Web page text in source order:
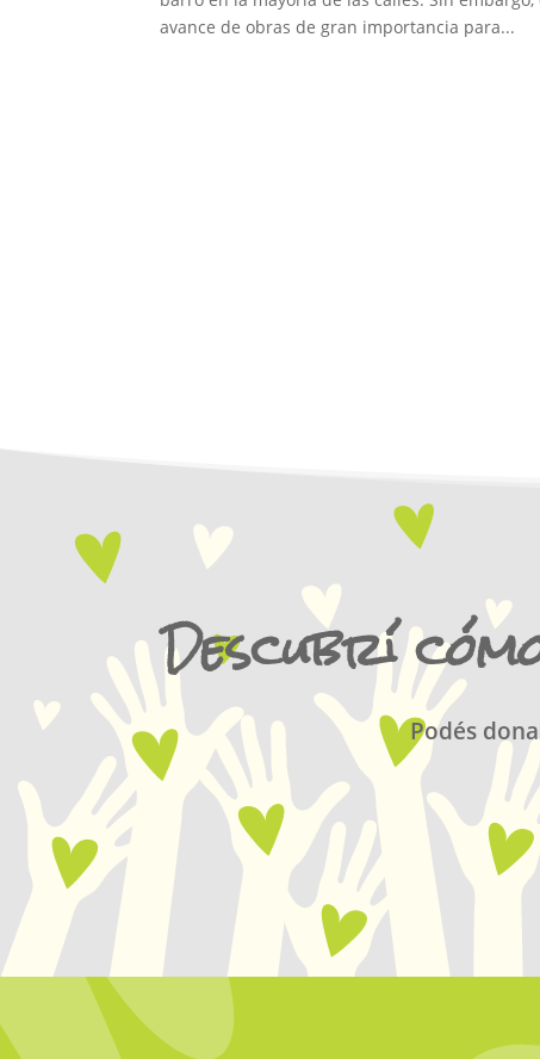
avance de obras de gran importancia para...
Descubrí
Podés